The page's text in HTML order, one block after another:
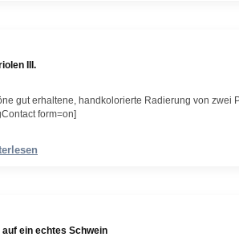
III.
gut erhaltene, handkolorierte Radierung von zwei
form=on]
auf ein echtes Schwein